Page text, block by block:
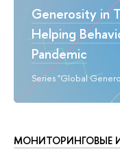
Generosity in
Helping
Pandemic
Series "Global
МОНИТОРИНГОВЫЕ